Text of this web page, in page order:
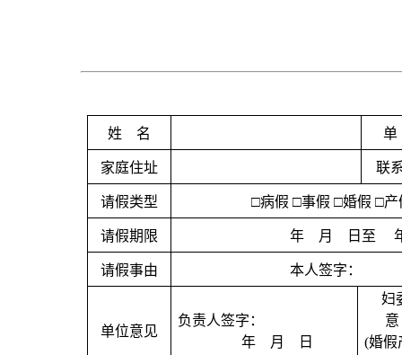
姓 名 单
家庭住址 联
请假类型 □病假 □事假 □婚假 □产
请假期限 年 月 日至
请假事由 本人签字：
单位意见
负责人签字：
年
月 日
妇
意
(婚假